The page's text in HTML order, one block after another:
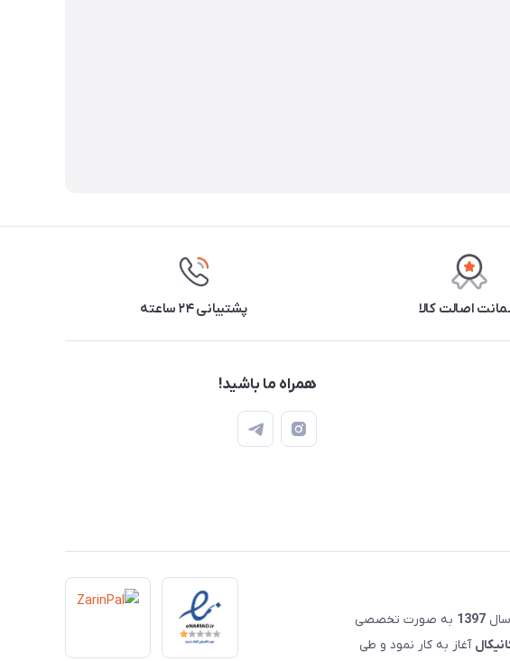
اصالت کالا پشتیبانی ۲۴ ساعته
همراه ما باشید!
1397 به صورت تخصصی
آغاز به کار نمود و طی